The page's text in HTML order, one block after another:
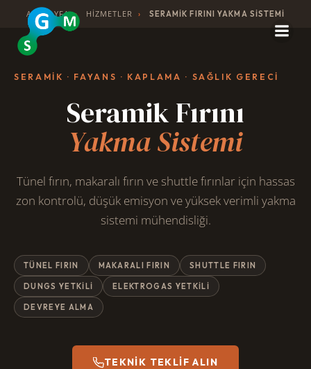
İçeriğe
ANASAYFA › HIZMETLER › SERAMIK FIRINI YAKMA SISTEMI
SERAMIK · FAYANS · KAPLAMA · SAĞLIK GERECI
Seramik Fırını
Yakma Sistemi
Tünel fırın, makaralı fırın ve shuttle fırınlar için hassas
zon kontrolü, düşük emisyon ve yüksek verimli yakma
sistemi mühendisliği.
TÜNEL FIRIN MAKARALI FIRIN SHUTTLE FIRIN
DUNGS YETKILI ELEKTROGAS YETKILI
DEVREYE ALMA
TEKNIK TEKLIF ALIN